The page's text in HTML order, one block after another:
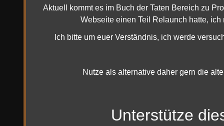
Um
Aktuell kommt es im Buch der Taten Bereich zu
Webseite einen Teil Relaunch hatte,
Ich bitte um euer Verständnis, ich werde
Nutze als alternative daher gern die
Unterstütze